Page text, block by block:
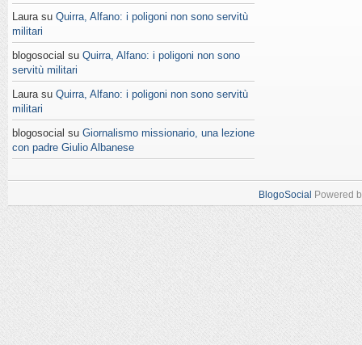
Laura su Quirra, Alfano: i poligoni non sono servitù
militari
blogosocial su Quirra, Alfano: i poligoni non sono
servitù militari
Laura su Quirra, Alfano: i poligoni non sono servitù
militari
blogosocial su Giornalismo missionario, una lezione
con padre Giulio Albanese
BlogoSocial Powered